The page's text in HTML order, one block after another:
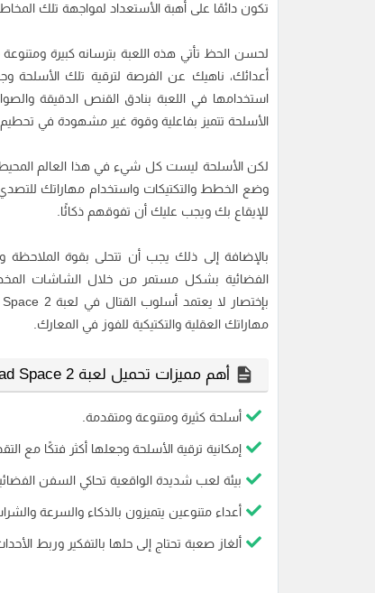
تكون دائمًا على أهبة الأستعداد لمواجهة تلك
لحسن الحظ تأتي هذه اللعبة بترسانه كبيرة
أعدائك، ناهيك عن الفرصة لترقية تلك الأسلحة
استخدامها في اللعبة بنادق القنص الدقيقة
الأسلحة تتميز بفاعلية وقوة غير مشهودة في
وضع الخطط والتكتيكات واستخدام مهاراتك للتصدي
للإيقاع بك ويجب عليك أن تفوقهم ذكائًا.
بالإضافة إلى ذلك يجب أن تتحلى بقوة
الفضائية بشكل مستمر من خلال الشاشات
مهاراتك العقلية والتكتيكية للفوز في المعارك.
أهم مميزات تحميل لعبة Dead Space 2 للكمبيوتر :-
أسلحة كثيرة ومتنوعة ومتقدمة.
إمكانية ترقية الأسلحة وجعلها أكثر فتكًا مع
بيئة لعب شديدة الواقعية تحاكي السفن
أعداء متنوعين يتميزون بالذكاء والسرعة
ألغاز صعبة تحتاج إلى حلها بالتفكير وربط